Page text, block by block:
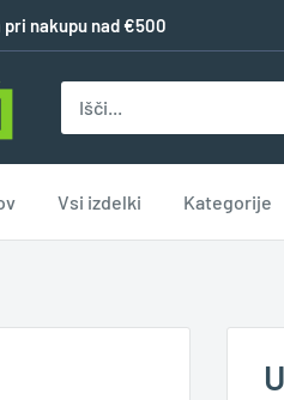
nakupu nad €500
Vsi izdelki Kategorije